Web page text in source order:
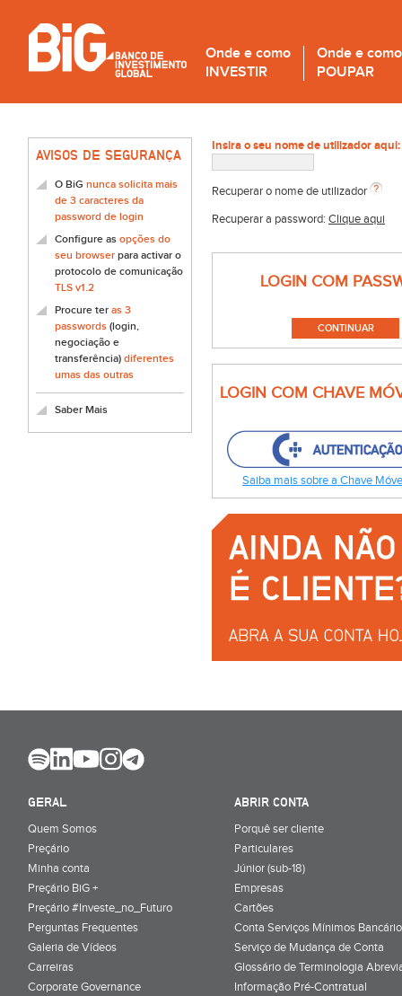
Onde e como
INVESTIR
Onde e como
POUPAR
AVISOS DE SEGURANÇA
O BiG nunca solicita mais
de 3 caracteres da
password de login
Configure as opções do
seu browser para activar o
protocolo de comunicação
TLS v1.2
Procure ter as 3
passwords (login,
negociação e
transferência) diferentes
umas das outras
Saber Mais
Insira o seu nome de utilizador aqui:
Recuperar o nome de utilizador
Recuperar a password: Clique aqui
LOGIN COM
LOGIN COM CHAVE
Saiba mais sobre a Chave
GERAL
Quem Somos
Preçário
Minha conta
Preçário BiG +
Preçário #Investe_no_Futuro
Perguntas Frequentes
Galeria de Vídeos
Carreiras
Corporate Governance
ABRIR CONTA
Porquê ser cliente
Particulares
Júnior (sub-18)
Empresas
Cartões
Conta Serviços Mínimos
Serviço de Mudança de Conta
Glossário de Terminologia
Informação Pré-Contratual